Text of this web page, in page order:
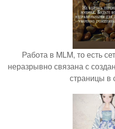
Работа в MLM, то есть
неразрывно связана с
страницы в